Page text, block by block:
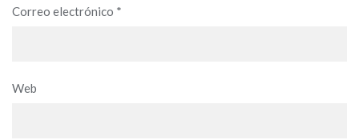
Correo electrónico *
Web